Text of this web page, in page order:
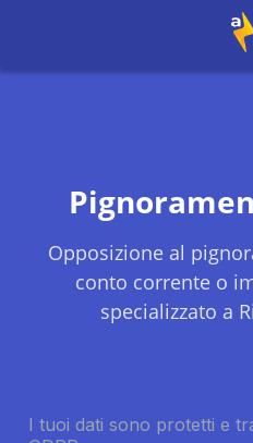
Opposizione al
conto corrente o
specializzato a